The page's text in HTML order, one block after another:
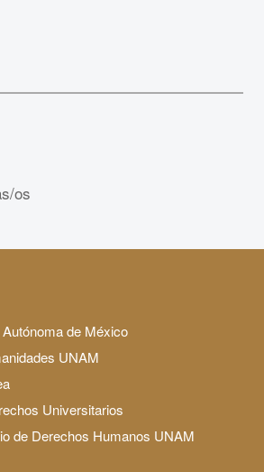
os
de México
UNAM
Universitarios
de Derechos Humanos UNAM